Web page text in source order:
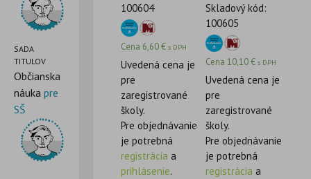
SADA
TITULOV
Občianska
náuka pre
SŠ
100604
Cena 6,60€ s DPH
Uvedená cena je
pre
zaregistrované
školy.
Pre objednávanie
je potrebná
registrácia a
prihlásenie.
Skladový kód:
100605
Cena 10,10€ s DPH
Uvedená cena je
pre
zaregistrované
školy.
Pre objednávanie
je potrebná
registrácia a